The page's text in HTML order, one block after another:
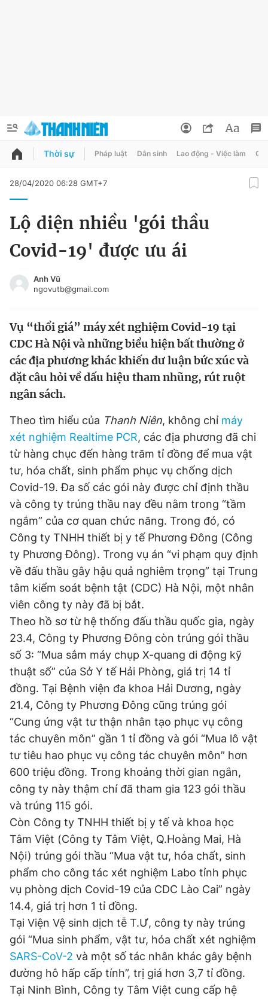
QUẢNG CÁO
Chuyên mục
Chào ngày mới
Tin thị trường Tin 360
Video Magazine
Tiện ích Bạn cần biết
Thông tin tòa soạn Liên hệ quảng cáo
Đọc Thanh Niên trên điện thoại
Theo dõi báo trên
Hotline
0906 645 777
Liên hệ quảng cáo
0908 780 404
Đặt báo Quảng cáo RSS Tòa soạn Chính sách bảo
Tổng biên tập: Nguyễn Ngọc Toàn
Phó tổng biên tập thường trực: Hải Thành
Phó tổng biên tập: Lâm Hiếu Dũng
Phó tổng biên tập: Trần Việt Hưng
Tổng thư ký tòa soạn: Đức Trung
Giấy phép xuất bản số 110/GP - BTTTT cấp ngày 24.3.2020
© 2003-2026 Bản quyền thuộc về Báo Thanh Niên. Cấm sao
chép dưới mọi hình thức nếu không có sự chấp thuận bằng văn
bản. Phát triển bởi ePi Technologies, JSC.
Đổi mật khẩu
Tin đã lưu
Tin đã xem
Thời sự Pháp luật Dân sinh Lao động - Việc làm
28/04/2020 06:28 GMT+7
Lộ diện nhiều 'gói thầu
Covid-19' được ưu ái
Anh Vũ
ngovutb@gmail.com
Vụ “thổi giá” máy xét nghiệm Covid-19 tại
CDC Hà Nội và những biểu hiện bất thường ở
các địa phương khác khiến dư luận bức xúc và
đặt câu hỏi về dấu hiệu tham nhũng, rút ruột
ngân sách.
Theo tìm hiểu của Thanh Niên, không chỉ máy
xét nghiệm Realtime PCR, các địa phương đã chi
từ hàng chục đến hàng trăm tỉ đồng để mua vật
tư, hóa chất, sinh phẩm phục vụ chống dịch
Covid-19. Đa số các gói này được chỉ định thầu
và công ty trúng thầu nay đều nằm trong “tầm
ngắm” của cơ quan chức năng. Trong đó, có
Công ty TNHH thiết bị y tế Phương Đông (Công
ty Phương Đông). Trong vụ án “vi phạm quy định
về đấu thầu gây hậu quả nghiêm trọng” tại Trung
tâm kiểm soát bệnh tật (CDC) Hà Nội, một nhân
viên công ty này đã bị bắt.
Theo hồ sơ từ hệ thống đấu thầu quốc gia, ngày
23.4, Công ty Phương Đông còn trúng gói thầu
số 3: “Mua sắm máy chụp X-quang di động kỹ
thuật số” của Sở Y tế Hải Phòng, giá trị 14 tỉ
đồng. Tại Bệnh viện đa khoa Hải Dương, ngày
21.4, Công ty Phương Đông cũng trúng gói
“Cung ứng vật tư thận nhân tạo phục vụ công
tác chuyên môn” gần 1 tỉ đồng và gói “Mua lô vật
tư tiêu hao phục vụ công tác chuyên môn” hơn
600 triệu đồng. Trong khoảng thời gian ngắn,
công ty này thậm chí đã tham gia 123 gói thầu
và trúng 115 gói.
Còn Công ty TNHH thiết bị y tế và khoa học
Tâm Việt (Công ty Tâm Việt, Q.Hoàng Mai, Hà
Nội) trúng gói thầu “Mua vật tư, hóa chất, sinh
phẩm cho công tác xét nghiệm Labo tỉnh phục
vụ phòng dịch Covid-19 của CDC Lào Cai” ngày
14.4, giá trị hơn 1 tỉ đồng.
Tại Viện Vệ sinh dịch tễ T.Ư, công ty này trúng
gói “Mua sinh phẩm, vật tư, hóa chất xét nghiệm
SARS-CoV-2 và một số tác nhân khác gây bệnh
đường hô hấp cấp tính”, trị giá hơn 3,7 tỉ đồng.
Tại Ninh Bình, Công ty Tâm Việt cung cấp hệ